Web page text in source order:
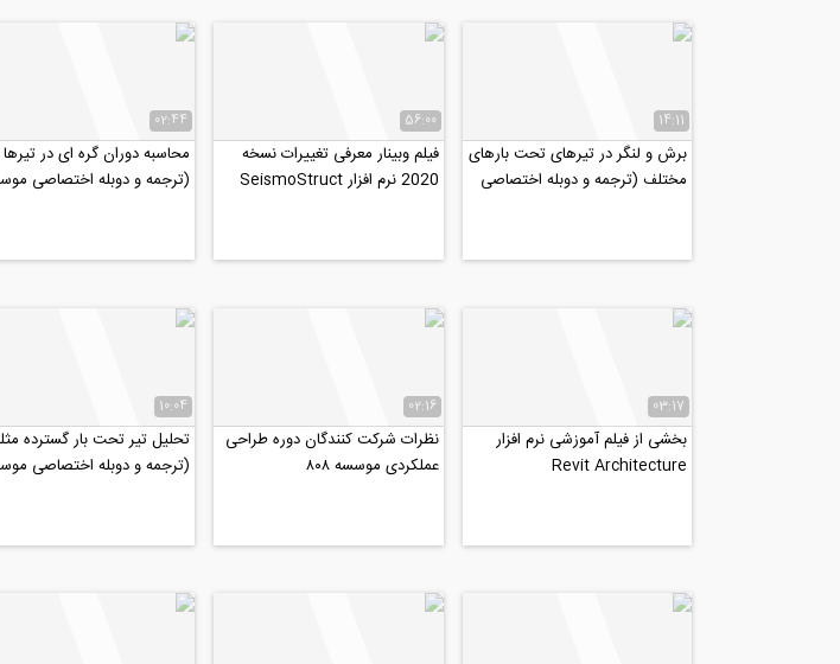
14:11
برش و لنگر در تیرهای تحت بارهای
مختلف (ترجمه و دوبله اختصاصی
56:00
فیلم وبینار معرفی تغییرات نسخه
2020 نرم افزار SeismoStruct
02:44
(ترجمه و دوبله اختصاصی
03:17
بخشی از فیلم آموزشی نرم افزار
Revit Architecture
02:16
نظرات شرکت‌ کنندگان دوره طراحی
عملکردی موسسه ۸۰۸
10:04
تحلیل تیر تحت بار گسترده
(ترجمه و دوبله اختصاصی